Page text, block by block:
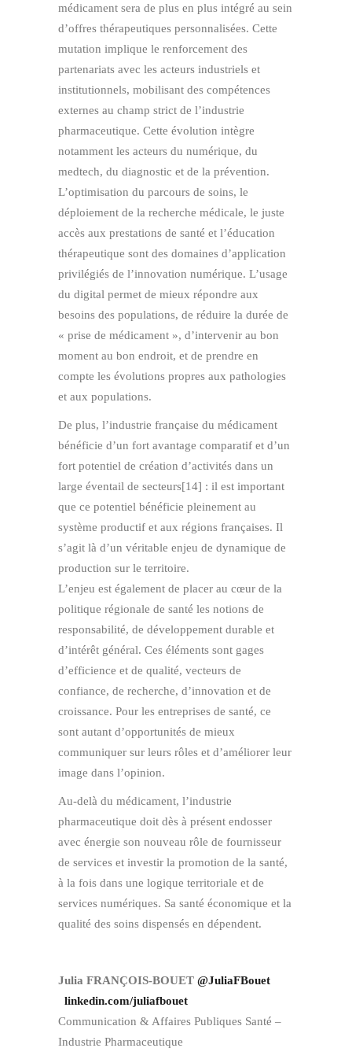
médicament sera de plus en plus intégré au sein
d’offres thérapeutiques personnalisées. Cette
mutation implique le renforcement des
partenariats avec les acteurs industriels et
institutionnels, mobilisant des compétences
externes au champ strict de l’industrie
pharmaceutique. Cette évolution intègre
notamment les acteurs du numérique, du
medtech, du diagnostic et de la prévention.
L’optimisation du parcours de soins, le
déploiement de la recherche médicale, le juste
accès aux prestations de santé et l’éducation
thérapeutique sont des domaines d’application
privilégiés de l’innovation numérique. L’usage
du digital permet de mieux répondre aux
besoins des populations, de réduire la durée de
« prise de médicament », d’intervenir au bon
moment au bon endroit, et de prendre en
compte les évolutions propres aux pathologies
et aux populations.
De plus, l’industrie française du médicament
bénéficie d’un fort avantage comparatif et d’un
fort potentiel de création d’activités dans un
large éventail de secteurs[14] : il est important
que ce potentiel bénéficie pleinement au
système productif et aux régions françaises. Il
s’agit là d’un véritable enjeu de dynamique de
production sur le territoire.
L’enjeu est également de placer au cœur de la
politique régionale de santé les notions de
responsabilité, de développement durable et
d’intérêt général. Ces éléments sont gages
d’efficience et de qualité, vecteurs de
confiance, de recherche, d’innovation et de
croissance. Pour les entreprises de santé, ce
sont autant d’opportunités de mieux
communiquer sur leurs rôles et d’améliorer leur
image dans l’opinion.
Au-delà du médicament, l’industrie
pharmaceutique doit dès à présent endosser
avec énergie son nouveau rôle de fournisseur
de services et investir la promotion de la santé,
à la fois dans une logique territoriale et de
services numériques. Sa santé économique et la
qualité des soins dispensés en dépendent.
Julia FRANÇOIS-BOUET @JuliaFBouet
linkedin.com/juliafbouet
Communication & Affaires Publiques Santé –
Industrie Pharmaceutique